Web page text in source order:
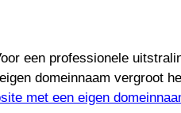
een professionele
domeinnaam vergroot
met een eigen